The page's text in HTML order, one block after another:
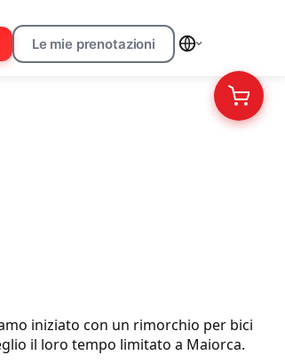
Le mie prenotazioni
iniziato con un rimorchio per bici
il loro tempo limitato a Maiorca.